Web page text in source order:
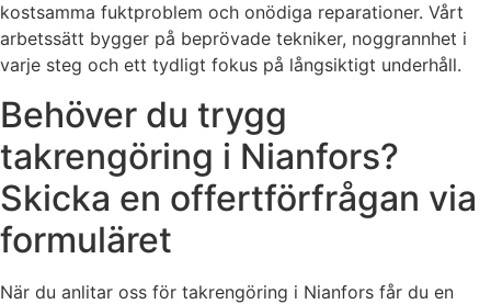
kostsamma fuktproblem och onödiga reparationer. Vårt
arbetssätt bygger på beprövade tekniker, noggrannhet i
varje steg och ett tydligt fokus på långsiktigt underhåll.
Behöver du trygg
takrengöring i Nianfors?
Skicka en offertförfrågan via
formuläret
När du anlitar oss för takrengöring i Nianfors får du en